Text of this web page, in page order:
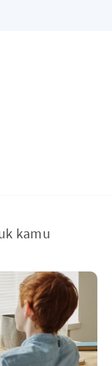
kamu